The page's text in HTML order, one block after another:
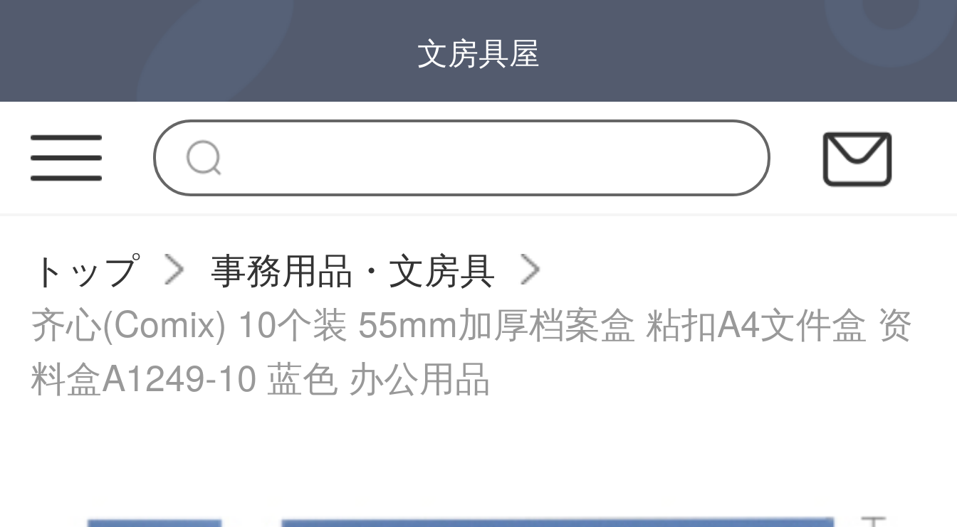
文房具屋
トップ
事務用品・文房具
齐心(Comix) 10个装 55mm加厚档案盒 粘扣A4文件盒 资
料盒A1249-10 蓝色 办公用品